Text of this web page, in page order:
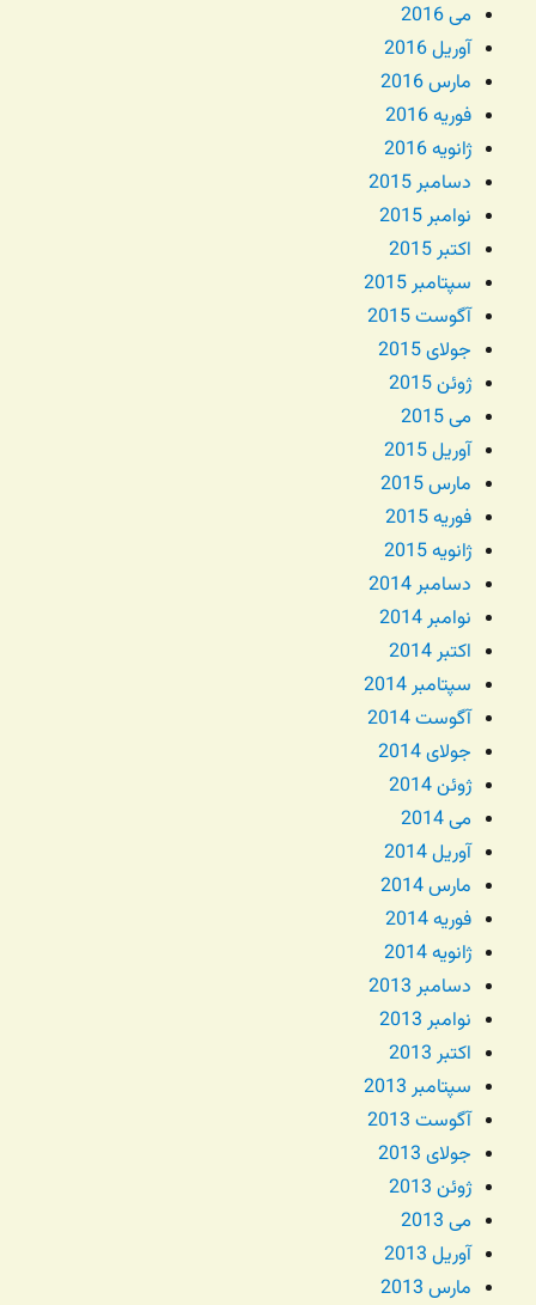
می 2016
آوریل 2016
مارس 2016
فوریه 2016
ژانویه 2016
دسامبر 2015
نوامبر 2015
اکتبر 2015
سپتامبر 2015
آگوست 2015
جولای 2015
ژوئن 2015
می 2015
آوریل 2015
مارس 2015
فوریه 2015
ژانویه 2015
دسامبر 2014
نوامبر 2014
اکتبر 2014
سپتامبر 2014
آگوست 2014
جولای 2014
ژوئن 2014
می 2014
آوریل 2014
مارس 2014
فوریه 2014
ژانویه 2014
دسامبر 2013
نوامبر 2013
اکتبر 2013
سپتامبر 2013
آگوست 2013
جولای 2013
ژوئن 2013
می 2013
آوریل 2013
مارس 2013